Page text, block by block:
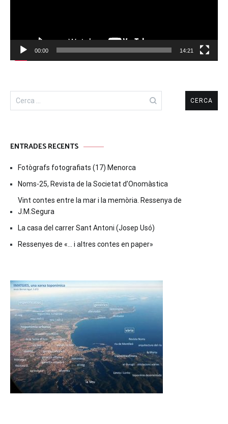
00:00 14:21
Cerca:
ENTRADES RECENTS
Fotògrafs fotografiats (17) Menorca
Noms-25, Revista de la Societat d’Onomàstica
Vint contes entre la mar i la memòria. Ressenya de
J.M.Segura
La casa del carrer Sant Antoni (Josep Usó)
Ressenyes de «… i altres contes en paper»